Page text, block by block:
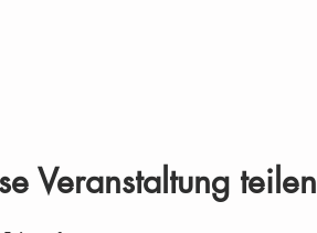
Veranstaltung teilen